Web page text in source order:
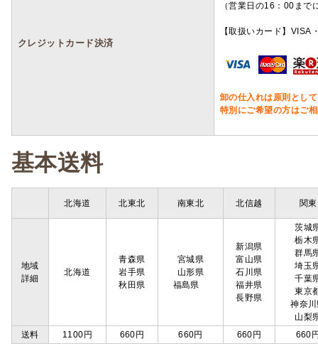
クレジットカード決済
（営業日の16：00ま
【取扱いカード】
卸の仕入れは原則とし
特別にご希望の方はご
基本送料
北海道 北東北 南東北 北信越 関東
地域
詳細
北海道
青森県
岩手県
秋田県
宮城県
山形県
福島県
新潟県
富山県
石川県
福井県
長野県
茨城
栃木
群馬
埼玉
千葉
東京
神奈
山梨
送料
1100円 660円 660円 660円 660